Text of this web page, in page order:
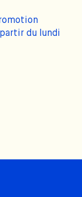
du lundi